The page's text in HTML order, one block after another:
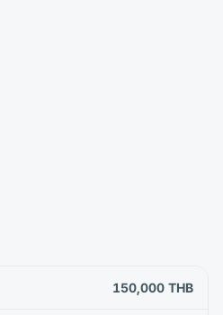
150,000 THB